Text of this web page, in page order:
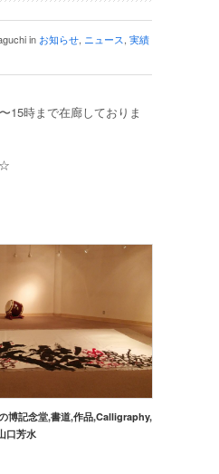
in お知らせ, ニュース, 実績
15時まで在廊しておりま
博記念堂,書道,作品,Calligraphy,
口芳水